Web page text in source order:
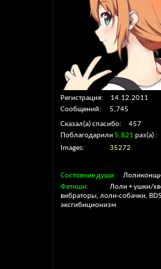
Регистрация
14.12.2011
Сообщений
5,745
Сказал(а) спасибо
457
Поблагодарили5,821 раз(а)
Images
35272
Состояние души
Фетиши
Лоли + ушки/
вибраторы, лоли-собачки,
эксгибиционизм